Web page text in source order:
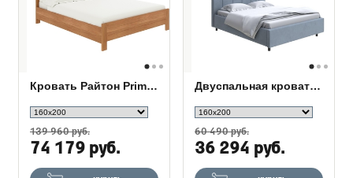
Кровать Райтон Prima с ПМ
139 960 руб.
74 179 руб.
Двуспальная кровать Nuvola 7
60 490 руб.
36 294 руб.